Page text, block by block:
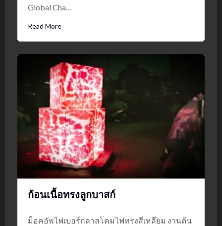
Global Cha…
Read More
ก้อนเนื้อทรงลูกบาสก์
ม็อคอัพไฟเบอร์กลาสโคมไฟทรงสี่เหลี่ยม งานต้น